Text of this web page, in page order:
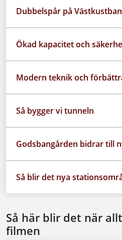
Dubbelspår på
Ökad kapacitet och
Modern teknik och
Så bygger vi tunneln
Godsbangården bidrar till
Så blir det nya
Så här blir det när
filmen